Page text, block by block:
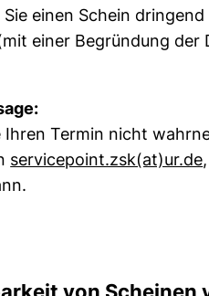
einen Schein
einer Begründung der
Ihr E-Mail-Programm)
Ihren Termin nicht
servicepoint.zsk​(at)​ur.de